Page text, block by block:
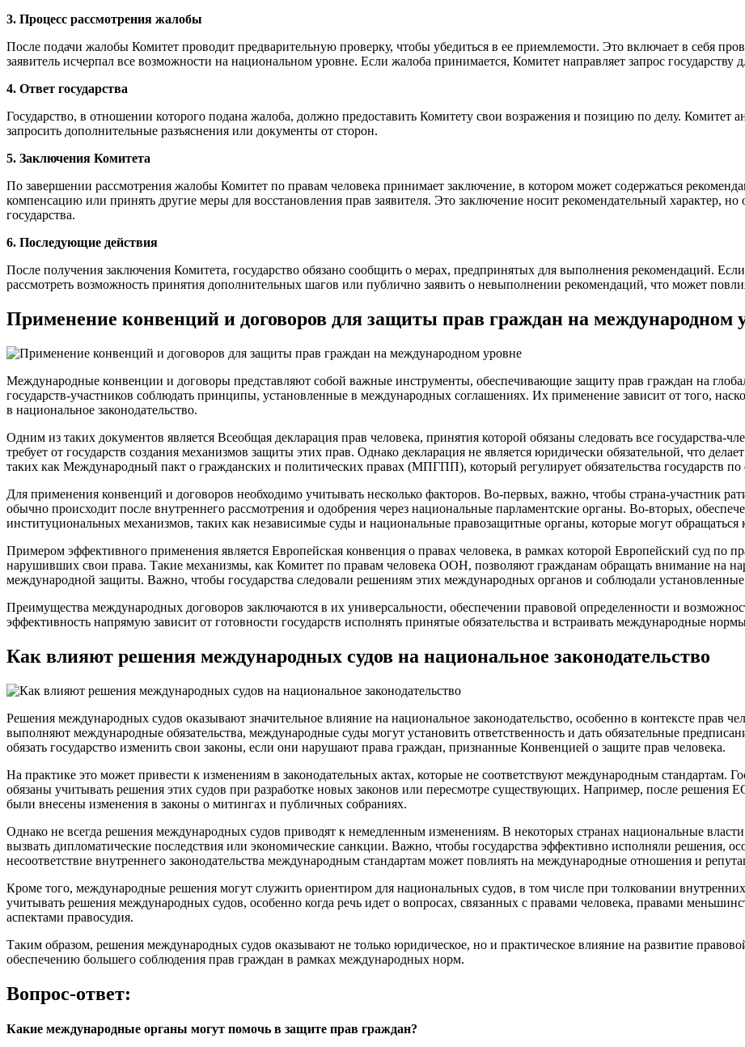
3. Процесс рассмотрения жалобы
После подачи жалобы Комитет проводит предварительную проверку, чтобы убедиться в ее приемлемости. Это включает в себя
заявитель исчерпал все возможности на национальном уровне. Если жалоба принимается, Комитет направляет запрос государству
4. Ответ государства
Государство, в отношении которого подана жалоба, должно предоставить Комитету свои возражения и позицию по делу. Комитет
запросить дополнительные разъяснения или документы от сторон.
5. Заключения Комитета
По завершении рассмотрения жалобы Комитет по правам человека принимает заключение, в котором может содержаться
компенсацию или принять другие меры для восстановления прав заявителя. Это заключение носит рекомендательный характер,
государства.
6. Последующие действия
После получения заключения Комитета, государство обязано сообщить о мерах, предпринятых для выполнения рекомендаций.
рассмотреть возможность принятия дополнительных шагов или публично заявить о невыполнении рекомендаций, что может
Применение конвенций и договоров для защиты прав граждан на международном
Международные конвенции и договоры представляют собой важные инструменты, обеспечивающие защиту прав граждан на
государств-участников соблюдать принципы, установленные в международных соглашениях. Их применение зависит от того,
в национальное законодательство.
Одним из таких документов является Всеобщая декларация прав человека, принятия которой обязаны следовать все
требует от государств создания механизмов защиты этих прав. Однако декларация не является юридически обязательной, что
таких как Международный пакт о гражданских и политических правах (МПГПП), который регулирует обязательства государств
Для применения конвенций и договоров необходимо учитывать несколько факторов. Во-первых, важно, чтобы страна-участник
обычно происходит после внутреннего рассмотрения и одобрения через национальные парламентские органы. Во-вторых,
институциональных механизмов, таких как независимые суды и национальные правозащитные органы, которые могут
Примером эффективного применения является Европейская конвенция о правах человека, в рамках которой Европейский суд по
нарушивших свои права. Такие механизмы, как Комитет по правам человека ООН, позволяют гражданам обращать внимание на
международной защиты. Важно, чтобы государства следовали решениям этих международных органов и соблюдали
Преимущества международных договоров заключаются в их универсальности, обеспечении правовой определенности и
эффективность напрямую зависит от готовности государств исполнять принятые обязательства и встраивать международные
Как влияют решения международных судов на национальное законодательство
Решения международных судов оказывают значительное влияние на национальное законодательство, особенно в контексте прав
выполняют международные обязательства, международные суды могут установить ответственность и дать обязательные
обязать государство изменить свои законы, если они нарушают права граждан, признанные Конвенцией о защите прав человека.
На практике это может привести к изменениям в законодательных актах, которые не соответствуют международным стандартам.
обязаны учитывать решения этих судов при разработке новых законов или пересмотре существующих. Например, после решения
были внесены изменения в законы о митингах и публичных собраниях.
Однако не всегда решения международных судов приводят к немедленным изменениям. В некоторых странах национальные
вызвать дипломатические последствия или экономические санкции. Важно, чтобы государства эффективно исполняли решения,
несоответствие внутреннего законодательства международным стандартам может повлиять на международные отношения и
Кроме того, международные решения могут служить ориентиром для национальных судов, в том числе при толковании
учитывать решения международных судов, особенно когда речь идет о вопросах, связанных с правами человека, правами
аспектами правосудия.
Таким образом, решения международных судов оказывают не только юридическое, но и практическое влияние на развитие
обеспечению большего соблюдения прав граждан в рамках международных норм.
Вопрос-ответ:
Какие международные органы могут помочь в защите прав граждан?